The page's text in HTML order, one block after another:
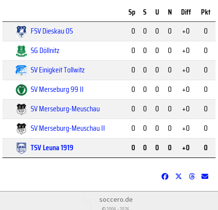
Sp S U N Diff
Pkt
FSV Dieskau 05
0 0 0 0 +0
0
SG Döllnitz
0 0 0 0 +0
0
SV Einigkeit Tollwitz
0 0 0 0 +0
0
SV Merseburg 99 II
0 0 0 0 +0
0
SV Merseburg-Meuschau
0 0 0 0 +0
0
SV Merseburg-Meuschau II
0 0 0 0 +0
0
TSV Leuna 1919
0 0 0 0 +0 0
soccero.de